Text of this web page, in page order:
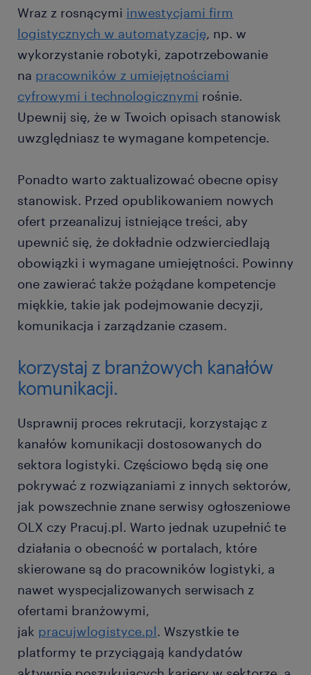
Wraz z rosnącymi inwestycjami firm
logistycznych w automatyzację, np. w
wykorzystanie robotyki, zapotrzebowanie
na pracowników z umiejętnościami
cyfrowymi i technologicznymi rośnie.
Upewnij się, że w Twoich opisach stanowisk
uwzględniasz te wymagane kompetencje.
Ponadto warto zaktualizować obecne opisy
stanowisk. Przed opublikowaniem nowych
ofert przeanalizuj istniejące treści, aby
upewnić się, że dokładnie odzwierciedlają
obowiązki i wymagane umiejętności. Powinny
one zawierać także pożądane kompetencje
miękkie, takie jak podejmowanie decyzji,
komunikacja i zarządzanie czasem.
korzystaj z branżowych kanałów
komunikacji.
Usprawnij proces rekrutacji, korzystając z
kanałów komunikacji dostosowanych do
sektora logistyki. Częściowo będą się one
pokrywać z rozwiązaniami z innych sektorów,
jak powszechnie znane serwisy ogłoszeniowe
OLX czy Pracuj.pl. Warto jednak uzupełnić te
działania o obecność w portalach, które
skierowane są do pracowników logistyki, a
nawet wyspecjalizowanych serwisach z
ofertami branżowymi,
jak pracujwlogistyce.pl. Wszystkie te
platformy te przyciągają kandydatów